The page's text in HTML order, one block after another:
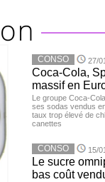
CONSO 27/
Coca-Cola,
massif en
Le groupe Coca-
ses sodas vendus
taux trop élevé de
canettes
CONSO 15/
Le sucre
bas coût